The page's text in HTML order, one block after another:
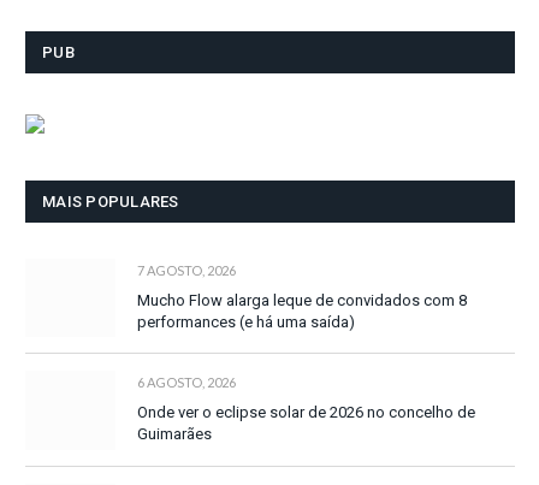
PUB
MAIS POPULARES
7 AGOSTO, 2026
Mucho Flow alarga leque de convidados com 8
performances (e há uma saída)
6 AGOSTO, 2026
Onde ver o eclipse solar de 2026 no concelho de
Guimarães